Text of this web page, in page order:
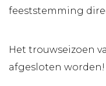
feeststemming
Het trouwseizoen
afgesloten worden!